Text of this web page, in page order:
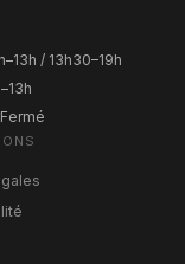
/ 13h30–19h